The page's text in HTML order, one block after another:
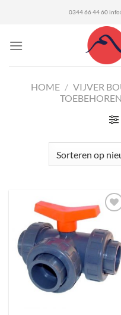
0344 66 44 60
HOME / VIJVER
TOEBEHOREN
Toevoegen
aan
verlanglijst